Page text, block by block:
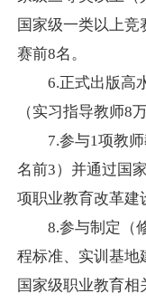
国家级一类以上竞
赛前8名。
6. 正式出版高
（实习指导教师8
7.参与1项教
名前3）并通过国
项职业教育改革建
8.参与制定（
程标准、实训基地
国家级职业教育相